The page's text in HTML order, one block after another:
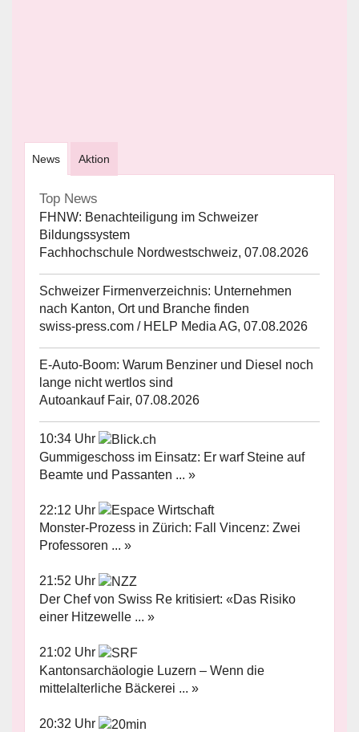
News Aktion
Top News
FHNW: Benachteiligung im Schweizer
Bildungssystem
Fachhochschule Nordwestschweiz, 07.08.2026
Schweizer Firmenverzeichnis: Unternehmen
nach Kanton, Ort und Branche finden
swiss-press.com / HELP Media AG, 07.08.2026
E-Auto-Boom: Warum Benziner und Diesel noch
lange nicht wertlos sind
Autoankauf Fair, 07.08.2026
10:34 Uhr
Gummigeschoss im Einsatz: Er warf Steine auf
Beamte und Passanten ... »
22:12 Uhr
Monster-Prozess in Zürich: Fall Vincenz: Zwei
Professoren ... »
21:52 Uhr
Der Chef von Swiss Re kritisiert: «Das Risiko
einer Hitzewelle ... »
21:02 Uhr
Kantonsarchäologie Luzern – Wenn die
mittelalterliche Bäckerei ... »
20:32 Uhr